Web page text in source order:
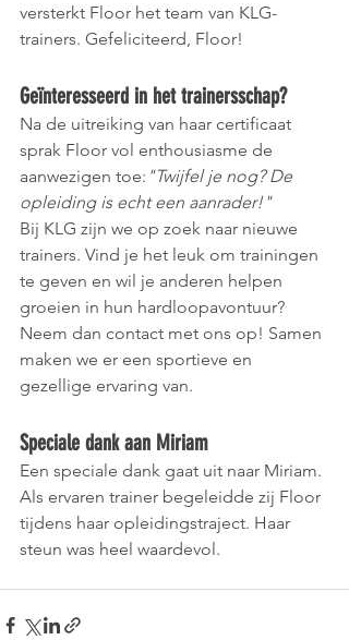
versterkt Floor het team van KLG-
trainers. Gefeliciteerd, Floor!
Geïnteresseerd in het trainersschap?
Na de uitreiking van haar certificaat
sprak Floor vol enthousiasme de
aanwezigen toe: "Twijfel je nog? De
opleiding is echt een aanrader!"
Bij KLG zijn we op zoek naar nieuwe
trainers. Vind je het leuk om trainingen
te geven en wil je anderen helpen
groeien in hun hardloopavontuur?
Neem dan contact met ons op! Samen
maken we er een sportieve en
gezellige ervaring van.
Speciale dank aan Miriam
Een speciale dank gaat uit naar Miriam.
Als ervaren trainer begeleidde zij Floor
tijdens haar opleidingstraject. Haar
steun was heel waardevol.